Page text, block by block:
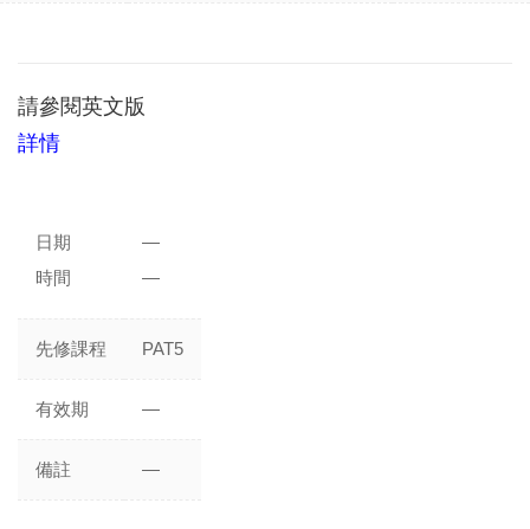
請參閱英文版
詳情
日期
時間
—
—
先修課程 PAT5
有效期 —
備註 —